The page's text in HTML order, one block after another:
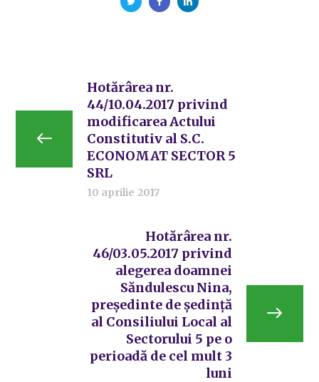
Hotărârea nr.
44/10.04.2017 privind
modificarea Actului
Constitutiv al S.C.
ECONOMAT SECTOR 5
SRL
10 aprilie 2017
Hotărârea nr.
46/03.05.2017 privind
alegerea doamnei
Săndulescu Nina,
președinte de ședință
al Consiliului Local al
Sectorului 5 pe o
perioadă de cel mult 3
luni